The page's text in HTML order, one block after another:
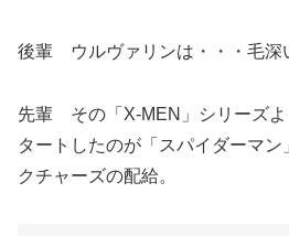
後輩 ウルヴァリンは・・・毛深
先輩 その「X-MEN」シリーズよ
タートしたのが「スパイダーマ
クチャーズの配給。